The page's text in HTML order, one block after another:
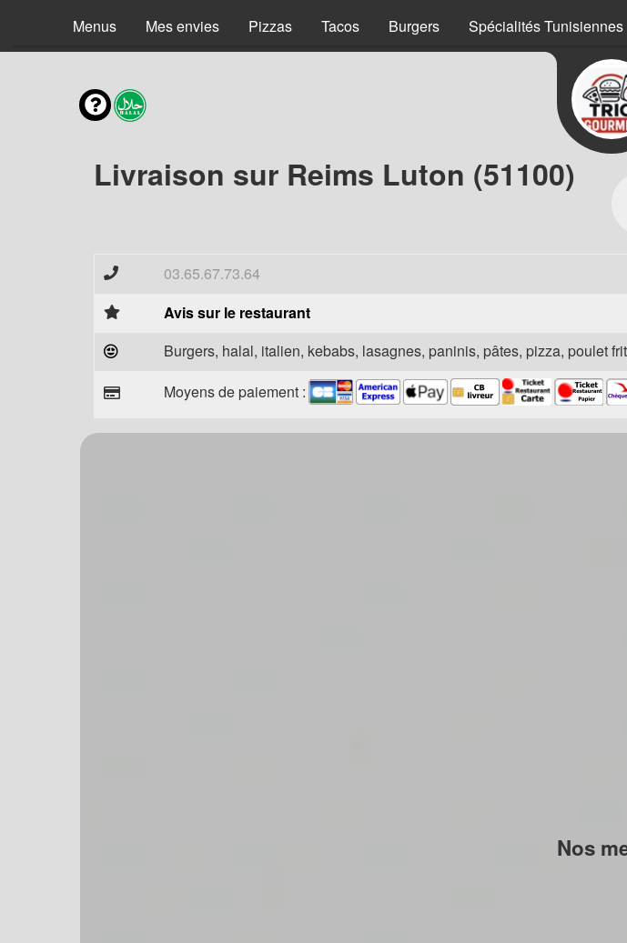
Menus Mes envies Pizzas Tacos Burgers Spécialités Tunisiennes
Livraison sur Reims Luton (51100)
03.65.67.73.64
Avis sur le restaurant
Burgers, halal, italien, kebabs, lasagnes, paninis, pâtes, pizza, poulet
Moyens de paiement :
Nos